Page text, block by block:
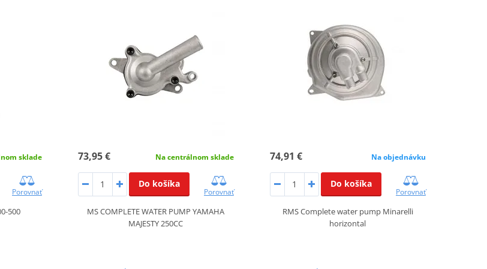
sklade
Porovnať
500
73,95 € Na centrálnom sklade
Do košíka
Porovnať
MS COMPLETE WATER PUMP YAMAHA
MAJESTY 250CC
74,91 € Na objednávku
Do košíka
Porovnať
RMS Complete water pump Minarelli
horizontal